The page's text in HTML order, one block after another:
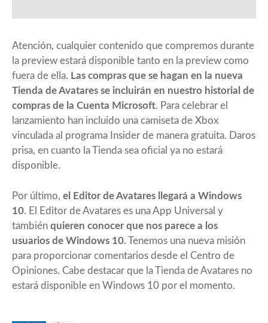
Atención, cualquier contenido que compremos durante
la preview estará disponible tanto en la preview como
fuera de ella. Las compras que se hagan en la nueva
Tienda de Avatares se incluirán en nuestro historial de
compras de la Cuenta Microsoft. Para celebrar el
lanzamiento han incluido una camiseta de Xbox
vinculada al programa Insider de manera gratuita. Daros
prisa, en cuanto la Tienda sea oficial ya no estará
disponible.
Por último, el Editor de Avatares llegará a Windows
10. El Editor de Avatares es una App Universal y
también quieren conocer que nos parece a los
usuarios de Windows 10. Tenemos una nueva misión
para proporcionar comentarios desde el Centro de
Opiniones. Cabe destacar que la Tienda de Avatares no
estará disponible en Windows 10 por el momento.